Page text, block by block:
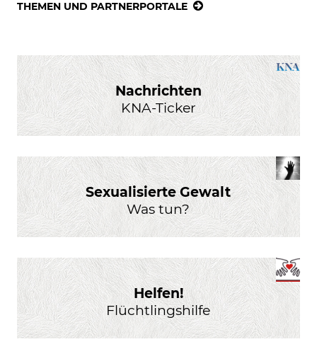
THEMEN UND PARTNERPORTALE
Nachrichten
KNA-Ticker
Sexualisierte Gewalt
Was tun?
Helfen!
Flüchtlingshilfe